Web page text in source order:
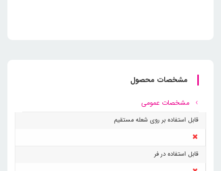
مشخصات محصول
مشخصات عمومی
قابل استفاده بر روی شعله مستقیم
قابل استفاده در فر